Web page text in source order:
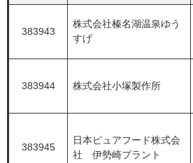
383943
​株式会社榛名湖温泉ゆう
すげ
383944 株式会社小塚製作所
383945
日本ピュアフード株式会
社 伊勢崎プラント